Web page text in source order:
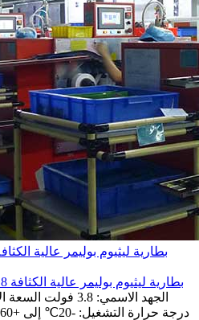
بطارية ليثيوم بوليمر عالية الكثافة 3.8 فولت بقوة 1300 مللي أمبير